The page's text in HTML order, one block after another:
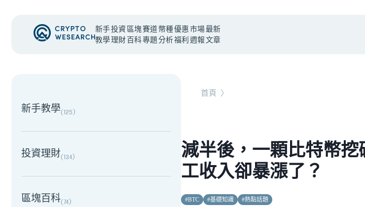
新手
教學
投資
理財
區塊
百科
賽道
專題
幣種
分析
優惠
福利
市場
週報
最新
文章
NEW EVENT
新手教學(125)
投資理財(134)
區塊百科(74)
首頁 〉
減半後，一顆比特幣
工收入卻暴漲了？
#BTC #基礎知識 #熱點話題